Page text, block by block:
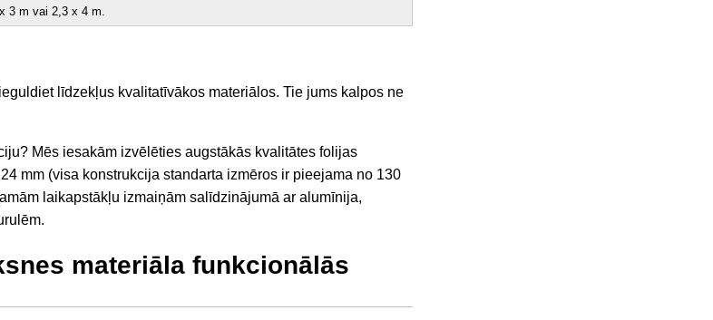
3 m vai 2,3 x 4 m.
līdzekļus kvalitatīvākos materiālos. Tie jums kalpos ne
Mēs iesakām izvēlēties augstākās kvalitātes folijas
mm (visa konstrukcija standarta izmēros ir pieejama no 130
laikapstākļu izmaiņām salīdzinājumā ar alumīnija,
materiāla funkcionālās